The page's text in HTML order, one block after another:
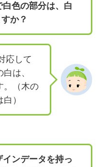
白色の部分は、白
か？
応して
は、
。（木の
）
インデータを持っ